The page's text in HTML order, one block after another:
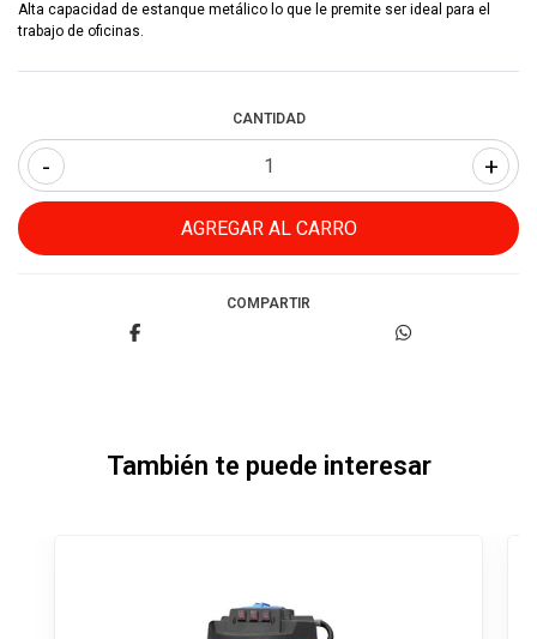
Alta capacidad de estanque metálico lo que le premite ser ideal para el
trabajo de oficinas.
CANTIDAD
+
-
COMPARTIR
También te puede interesar